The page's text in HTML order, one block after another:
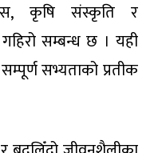
कृषि संस्कृति र
सम्बन्ध छ । यही
सभ्यताको प्रतीक